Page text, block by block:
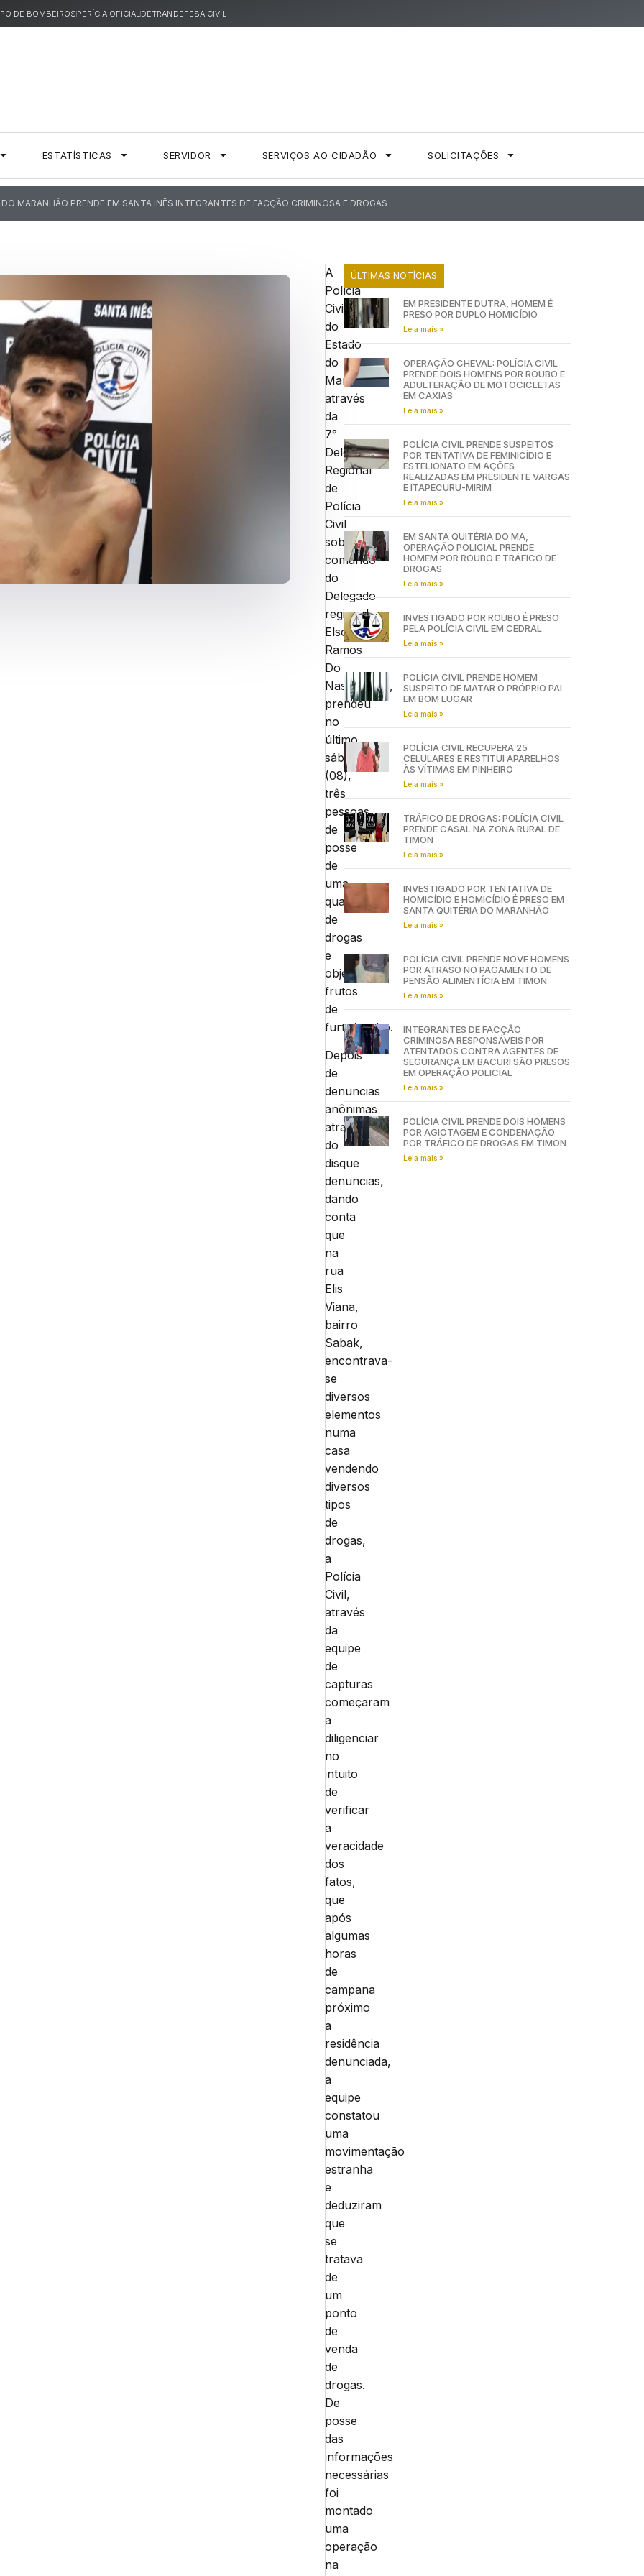
DE BOMBEIROSPERÍCIA OFICIALDETRANDEFESA CIVIL
ESTATÍSTICAS SERVIDOR SERVIÇOS AO CIDADÃO SOLICITAÇÕES
MARANHÃO PRENDE EM SANTA INÊS INTEGRANTES DE FACÇÃO CRIMINOSA E DROGAS
A
Polícia
Civil
do
Estado
do
Maranhão,
através
da
7°
Delegacia
Regional
de
Polícia
Civil
sobe
comando
do
Delegado
regional
Elson
Ramos
Do
Nascimento,
prendeu
no
último
sábado
(08),
três
pessoas
de
posse
de
uma
quantidade
de
drogas
e
objetos
frutos
de
furto/roubo.
Depois
de
denuncias
anônimas
através
do
disque
denuncias,
dando
conta
que
na
rua
Elis
Viana,
bairro
Sabak,
encontrava-
se
diversos
elementos
numa
casa
vendendo
diversos
tipos
de
drogas,
a
Polícia
Civil,
através
da
equipe
de
capturas
começaram
a
diligenciar
no
intuito
de
verificar
a
veracidade
dos
fatos,
que
após
algumas
horas
de
campana
próximo
a
residência
denunciada,
a
equipe
constatou
uma
movimentação
estranha
e
deduziram
que
se
tratava
de
um
ponto
de
venda
de
drogas.
De
posse
das
informações
necessárias
foi
montado
uma
operação
na
ÚLTIMAS NOTÍCIAS
EM PRESIDENTE DUTRA, HOMEM É
PRESO POR DUPLO HOMICÍDIO
Leia mais »
OPERAÇÃO CHEVAL: POLÍCIA CIVIL
PRENDE DOIS HOMENS POR ROUBO E
ADULTERAÇÃO DE MOTOCICLETAS
EM CAXIAS
Leia mais »
POLÍCIA CIVIL PRENDE SUSPEITOS
POR TENTATIVA DE FEMINICÍDIO E
ESTELIONATO EM AÇÕES
REALIZADAS EM PRESIDENTE VARGAS
E ITAPECURU-MIRIM
Leia mais »
EM SANTA QUITÉRIA DO MA,
OPERAÇÃO POLICIAL PRENDE
HOMEM POR ROUBO E TRÁFICO DE
DROGAS
Leia mais »
INVESTIGADO POR ROUBO É PRESO
PELA POLÍCIA CIVIL EM CEDRAL
Leia mais »
POLÍCIA CIVIL PRENDE HOMEM
SUSPEITO DE MATAR O PRÓPRIO PAI
EM BOM LUGAR
Leia mais »
POLÍCIA CIVIL RECUPERA 25
CELULARES E RESTITUI APARELHOS
ÀS VÍTIMAS EM PINHEIRO
Leia mais »
TRÁFICO DE DROGAS: POLÍCIA CIVIL
PRENDE CASAL NA ZONA RURAL DE
TIMON
Leia mais »
INVESTIGADO POR TENTATIVA DE
HOMICÍDIO E HOMICÍDIO É PRESO EM
SANTA QUITÉRIA DO MARANHÃO
Leia mais »
POLÍCIA CIVIL PRENDE NOVE HOMENS
POR ATRASO NO PAGAMENTO DE
PENSÃO ALIMENTÍCIA EM TIMON
Leia mais »
INTEGRANTES DE FACÇÃO
CRIMINOSA RESPONSÁVEIS POR
ATENTADOS CONTRA AGENTES DE
SEGURANÇA EM BACURI SÃO PRESOS
EM OPERAÇÃO POLICIAL
Leia mais »
POLÍCIA CIVIL PRENDE DOIS HOMENS
POR AGIOTAGEM E CONDENAÇÃO
POR TRÁFICO DE DROGAS EM TIMON
Leia mais »